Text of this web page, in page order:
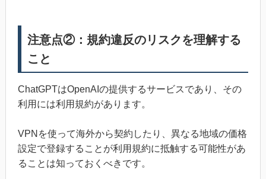
注意点②：規約違反のリスクを理解する
こと
ChatGPTはOpenAIの提供するサービスであり、その
利用には利用規約があります。
VPNを使って海外から契約したり、異なる地域の価格
設定で登録することが利用規約に抵触する可能性があ
ることは知っておくべきです。